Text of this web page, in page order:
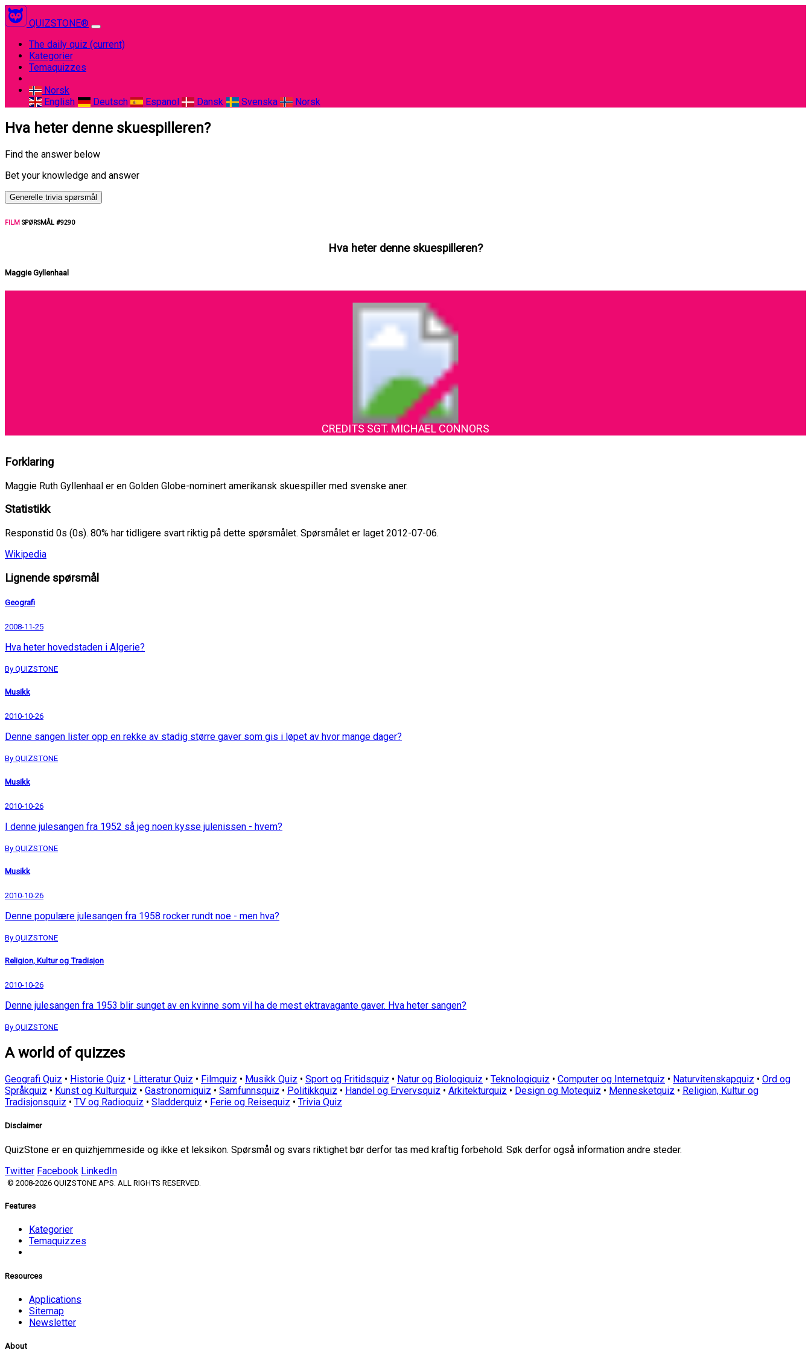
QUIZSTONE®
The daily quiz (current)
Kategorier
Temaquizzes
Norsk
English
Deutsch Espanol Dansk Svenska Norsk
Hva heter denne skuespilleren?
Find the answer below
Bet your knowledge and answer
Generelle trivia spørsmål
FILM SPØRSMÅL #9290
Hva heter denne skuespilleren?
Maggie Gyllenhaal
CREDITS SGT. MICHAEL CONNORS
Forklaring
Maggie Ruth Gyllenhaal er en Golden Globe-nominert amerikansk skuespiller med svenske aner.
Statistikk
Responstid 0s (0s). 80% har tidligere svart riktig på dette spørsmålet. Spørsmålet er laget 2012-07-06.
Wikipedia
Lignende spørsmål
Geografi
2008-11-25
Hva heter hovedstaden i Algerie?
By QUIZSTONE
Musikk
2010-10-26
Denne sangen lister opp en rekke av stadig større gaver som gis i løpet av hvor mange dager?
By QUIZSTONE
Musikk
2010-10-26
I denne julesangen fra 1952 så jeg noen kysse julenissen - hvem?
By QUIZSTONE
Musikk
2010-10-26
Denne populære julesangen fra 1958 rocker rundt noe - men hva?
By QUIZSTONE
Religion, Kultur og Tradisjon
2010-10-26
Denne julesangen fra 1953 blir sunget av en kvinne som vil ha de mest ektravagante gaver. Hva heter sangen?
By QUIZSTONE
A world of quizzes
Geografi Quiz • Historie Quiz • Litteratur Quiz • Filmquiz • Musikk Quiz • Sport og Fritidsquiz • Natur og Biologiquiz • Teknologiquiz • Computer og Internetquiz • Naturvitenskapquiz • Ord og
Språkquiz • Kunst og Kulturquiz • Gastronomiquiz • Samfunnsquiz • Politikkquiz • Handel og Ervervsquiz • Arkitekturquiz • Design og Motequiz • Mennesketquiz • Religion, Kultur og
Tradisjonsquiz • TV og Radioquiz • Sladderquiz • Ferie og Reisequiz • Trivia Quiz
Disclaimer
QuizStone er en quizhjemmeside og ikke et leksikon. Spørsmål og svars riktighet bør derfor tas med kraftig forbehold. Søk derfor også information andre steder.
Twitter Facebook LinkedIn
© 2008-2026 QUIZSTONE APS. ALL RIGHTS RESERVED.
Features
Kategorier
Temaquizzes
Resources
Applications
Sitemap
Newsletter
About